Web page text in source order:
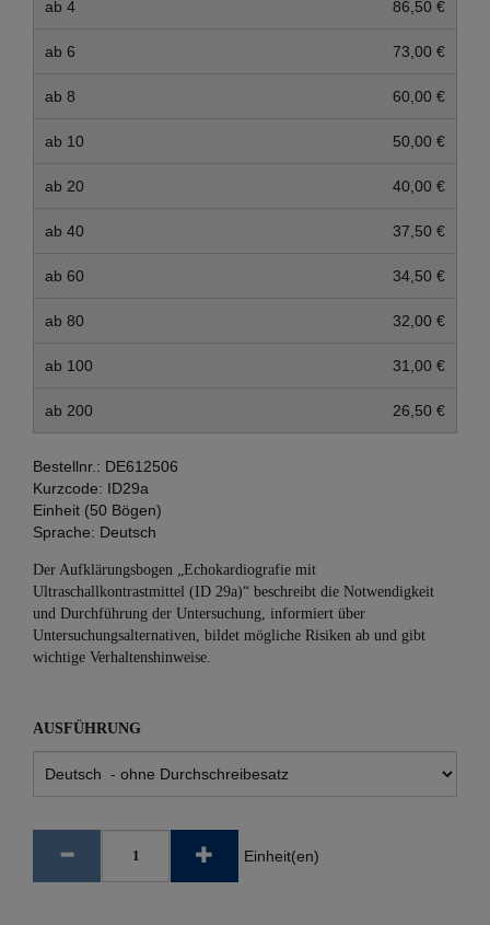
ab 4 86,50 €
ab 6 73,00 €
ab 8 60,00 €
ab 10 50,00 €
ab 20 40,00 €
ab 40 37,50 €
ab 60 34,50 €
ab 80 32,00 €
ab 100 31,00 €
ab 200 26,50 €
Bestellnr.: DE612506
Kurzcode: ID29a
Einheit (50 Bögen)
Sprache: Deutsch
Der Aufklärungsbogen „Echokardiografie mit
Ultraschallkontrastmittel (ID 29a)“ beschreibt die Notwendigkeit
und Durchführung der Untersuchung, informiert über
Untersuchungsalternativen, bildet mögliche Risiken ab und gibt
wichtige Verhaltenshinweise.
AUSFÜHRUNG
Einheit(en)